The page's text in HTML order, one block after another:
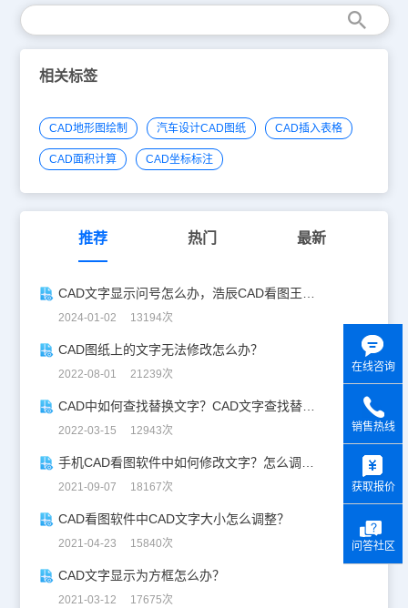
相关标签
CAD地形图绘制 汽车设计CAD图纸 CAD插入表格
CAD面积计算 CAD坐标标注
推荐 热门 最新
2024-01-02 13194次
CAD图纸上的文字无法修改怎么办？
2022-08-01 21239次
CAD中如何查找替换文字？CAD文字查找替换技巧
2022-03-15 12943次
2021-09-07 18167次
CAD看图软件中CAD文字大小怎么调整？
2021-04-23 15840次
CAD文字显示为方框怎么办？
2021-03-12 17675次
在线咨询
销售热线
获取报价
问答社区